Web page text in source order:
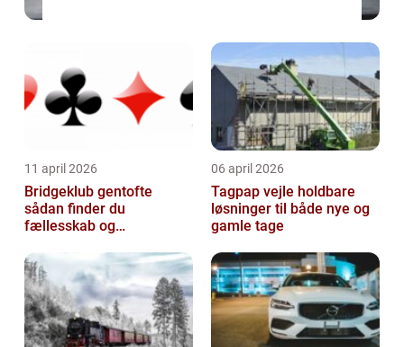
11 april 2026
Bridgeklub gentofte
sådan finder du
fællesskab og
06 april 2026
Tagpap vejle holdbare
løsninger til både nye og
gamle tage